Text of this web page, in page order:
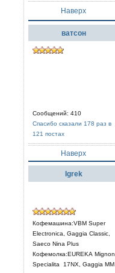
Наверх
ватсон
Сообщений: 410
Спасибо сказали 178 раз в
121 постах
Наверх
Igrek
Кофемашина:VBM Super
Electronica, Gaggia Classic,
Saeco Nina Plus
Кофемолка:EUREKA Mignon
Specialita 17NX, Gaggia MM